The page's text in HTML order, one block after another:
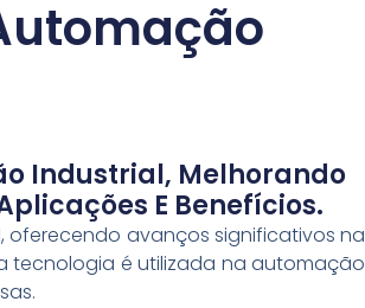
Industrial, Melhorando
E Benefícios.
avanços significativos na
tecnologia é utilizada na automação